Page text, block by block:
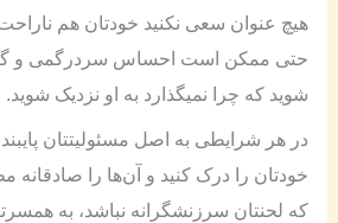
هیچ عنوان سعی نکنید خودتان هم
حتی ممکن است احساس سردرگمی و
شوید که چرا نمیگذارد به او نزدیک شوید.
در هر شرایطی به اصل مسئولیتتان پایبند
خودتان را درک کنید و آن‌ها را صادقانه
که لحنتان سرزنشگرانه نباشد، به